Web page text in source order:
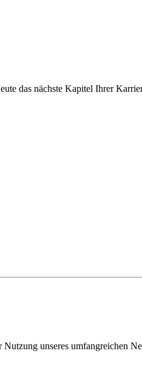
das nächste Kapitel Ihrer
unseres umfangreichen